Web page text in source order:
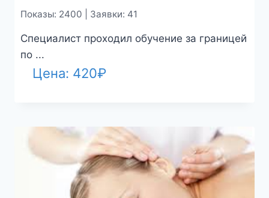
Показы: 2400 | Заявки: 41
Специалист проходил обучение за границей
по ...
Цена: 420₽